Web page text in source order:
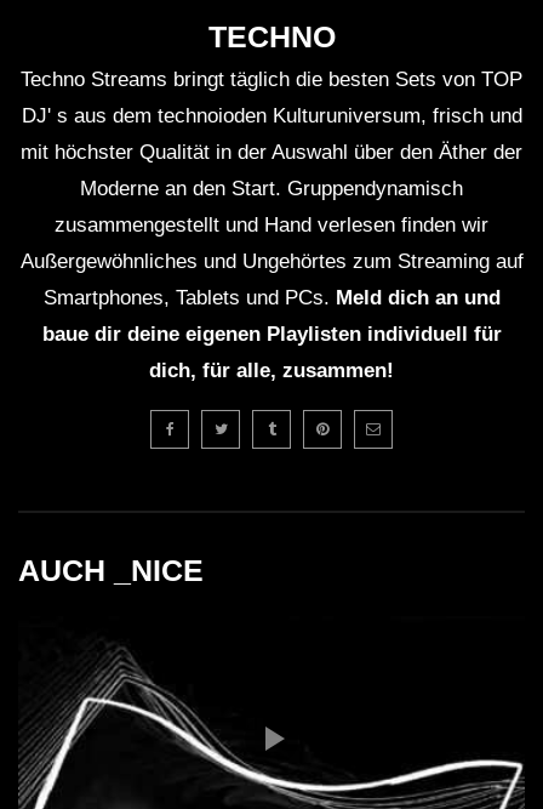
Paul Prior – Clouds
Björn Torwellen – The Overstayer
Protocol [CLR133]
Steady – Original Mix (Recondite)
[TRUNCATED46]
Lauren Mia – Coda Sublimé (Official
Like a Game (Original Mix)
TECHNO
Techno Streams bringt täglich die besten Sets von TOP
DJ' s aus dem technoioden Kulturuniversum, frisch und
mit höchster Qualität in der Auswahl über den Äther der
Moderne an den Start. Gruppendynamisch
zusammengestellt und Hand verlesen finden wir
Außergewöhnliches und Ungehörtes zum Streaming auf
Smartphones, Tablets und PCs. Meld dich an und
baue dir deine eigenen Playlisten individuell für
dich, für alle, zusammen!
AUCH _NICE